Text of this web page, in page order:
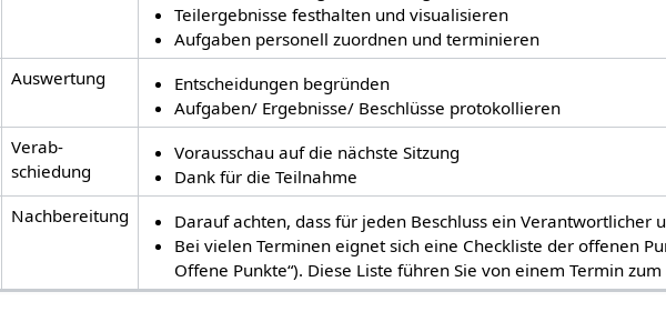
Teilergebnisse festhalten und visualisieren
Aufgaben personell zuordnen und terminieren
Auswertung
Entscheidungen begründen
Aufgaben/ Ergebnisse/ Beschlüsse protokollieren
Verab­
schiedung
Vorausschau auf die nächste Sitzung
Dank für die Teilnahme
Nachbereitung
Darauf achten, dass für jeden Beschluss ein Verantwortlicher
Bei vielen Terminen eignet sich eine Checkliste der offenen
Offene Punkte“). Diese Liste führen Sie von einem Termin